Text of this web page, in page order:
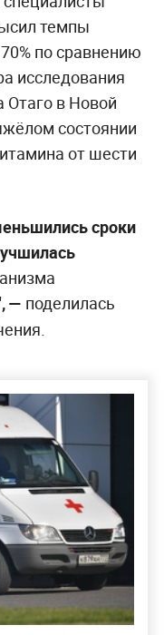
темпы
по сравнению
исследования
Отаго в Новой
состоянии
от шести
сроки
— поделилась